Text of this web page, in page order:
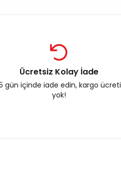
Ücretsiz Kolay İade
gün içinde iade edin, kargo ücreti
yok!